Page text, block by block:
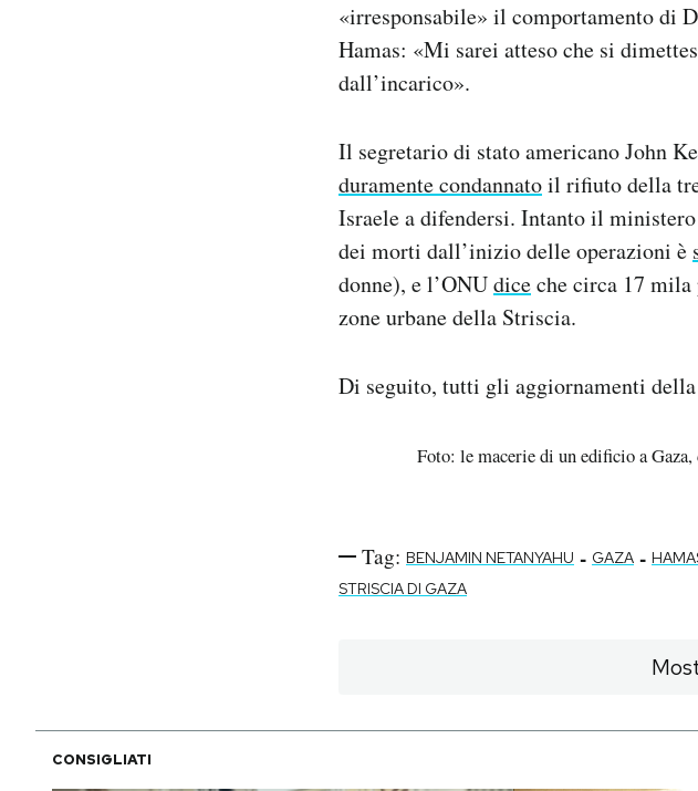
«irresponsabile» il comportamento di
Hamas: «Mi sarei atteso che si
dall’incarico».
Il segretario di stato americano John
duramente condannatoil rifiuto della
Israele a difendersi. Intanto il
dei morti dall’inizio delle operazioni è
donne), e l’ONUdiceche circa 17
zone urbane della Striscia.
Di seguito, tutti gli aggiornamenti
Foto: le macerie di un edificio a
Tag: BENJAMIN NETANYAHU - GAZA -
STRISCIA DI GAZA
CONSIGLIATI